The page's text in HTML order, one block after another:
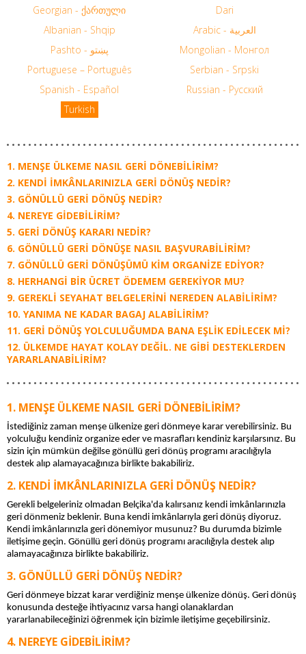
Georgian - ქართული
Dari
Albanian - Shqip
Arabic - العربية
Pashto - پښتو
Mongolian - Монгол
Portuguese – Português
Serbian - Srpski
Spanish - Español
Russian - Русский
Turkish
MENŞE ÜLKEME NASIL GERI DÖNEBILIRIM?
KENDI IMKÂNLARINIZLA GERI DÖNÜŞ NEDIR?
GÖNÜLLÜ GERI DÖNÜŞ NEDIR?
NEREYE GIDEBILIRIM?
GERI DÖNÜŞ KARARI NEDIR?
GÖNÜLLÜ GERI DÖNÜŞE NASIL BAŞVURABILIRIM?
GÖNÜLLÜ GERI DÖNÜŞÜMÜ KIM ORGANIZE EDIYOR?
HERHANGI BIR ÜCRET ÖDEMEM GEREKIYOR MU?
GEREKLI SEYAHAT BELGELERINI NEREDEN ALABILIRIM?
YANIMA NE KADAR BAGAJ ALABILIRIM?
GERI DÖNÜŞ YOLCULUĞUMDA BANA EŞLIK EDILECEK MI?
ÜLKEMDE HAYAT KOLAY DEĞIL. NE GIBI DESTEKLERDEN
YARARLANABILIRIM?
MENŞE ÜLKEME NASIL GERI DÖNEBILIRIM?
İstediğiniz zaman menşe ülkenize geri dönmeye karar verebilirsiniz. Bu
yolculuğu kendiniz organize eder ve masrafları kendiniz karşılarsınız. Bu
sizin için mümkün değilse gönüllü geri dönüş programı aracılığıyla
destek alıp alamayacağınıza birlikte bakabiliriz.
KENDI IMKÂNLARINIZLA GERI DÖNÜŞ NEDIR?
Gerekli belgeleriniz olmadan Belçika'da kalırsanız kendi imkânlarınızla
geri dönmeniz beklenir. Buna kendi imkânlarıyla geri dönüş diyoruz.
Kendi imkânlarınızla geri dönemiyor musunuz? Bu durumda bizimle
iletişime geçin. Gönüllü geri dönüş programı aracılığıyla destek alıp
alamayacağınıza birlikte bakabiliriz.
GÖNÜLLÜ GERI DÖNÜŞ NEDIR?
Geri dönmeye bizzat karar verdiğiniz menşe ülkenize dönüş. Geri dönüş
konusunda desteğe ihtiyacınız varsa hangi olanaklardan
yararlanabileceğinizi öğrenmek için bizimle iletişime geçebilirsiniz.
NEREYE GIDEBILIRIM?